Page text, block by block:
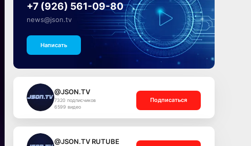
+7 (926) 561-09-80
news@json.tv
Написать
@JSON.TV
7320 подписчиков
6599 видео
Подписаться
@JSON.TV RUTUBE